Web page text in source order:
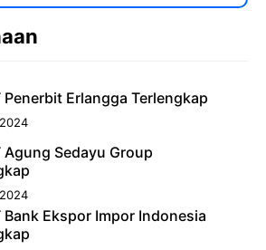
Penerbit Erlangga Terlengkap
Agung Sedayu Group
Bank Ekspor Impor Indonesia